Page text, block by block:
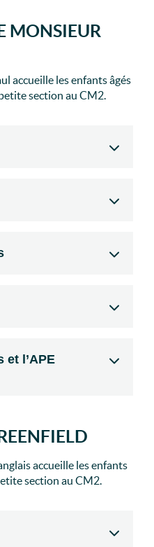
MONSIEUR
accueille les enfants âgés
section au CM2.
et l’APE
accueille les enfants
section au CM2.